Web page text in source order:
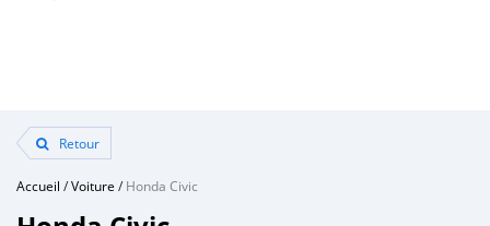
Retour
Accueil /Voiture /Honda Civic